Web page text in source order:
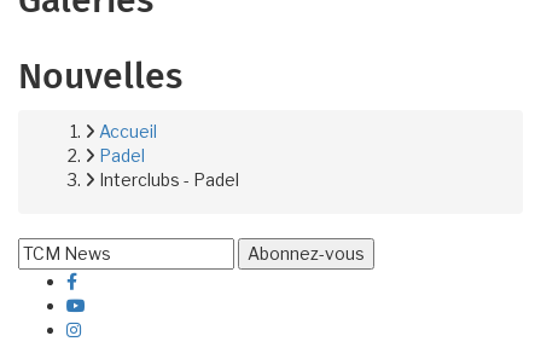
Nouvelles
Fil
Accueil
Padel
Interclubs - Padel
facebook
instagram